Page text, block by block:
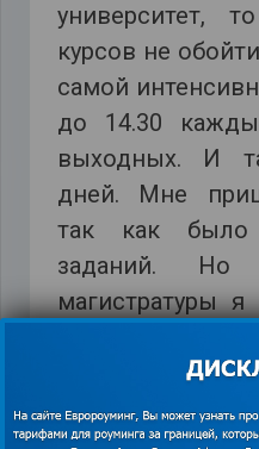
университет,
курсов не
самой
до 14.30
выходных. И
дней. Мне
так как
заданий.
магистратуры
как следует.
о германской
вам оценить